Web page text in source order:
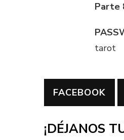
Parte
tarot
FACEBOOK
¡DÉJANOS